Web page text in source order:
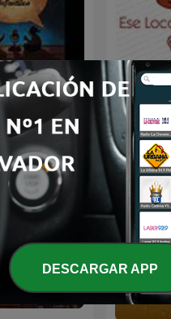
y Relatos
te cuento
Ese
DESCARGAR APP